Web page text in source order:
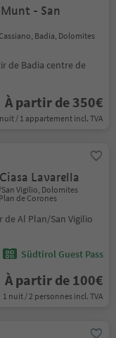
- San
Badia, Dolomites
de Badia centre de
À partir de 350€
/ 1 appartement incl. TVA
Lavarella
Vigilio, Dolomites
de Corones
de Al Plan/San Vigilio
Südtirol Guest Pass
À partir de 100€
1 nuit / 2 personnes incl. TVA